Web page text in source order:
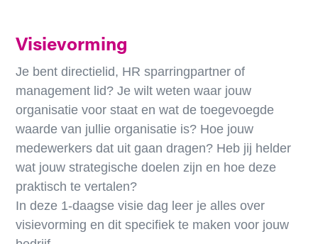
Visievorming
Je bent directielid, HR sparringpartner of
management lid? Je wilt weten waar jouw
organisatie voor staat en wat de toegevoegde
waarde van jullie organisatie is? Hoe jouw
medewerkers dat uit gaan dragen? Heb jij helder
wat jouw strategische doelen zijn en hoe deze
praktisch te vertalen?
In deze 1-daagse visie dag leer je alles over
visievorming en dit specifiek te maken voor jouw